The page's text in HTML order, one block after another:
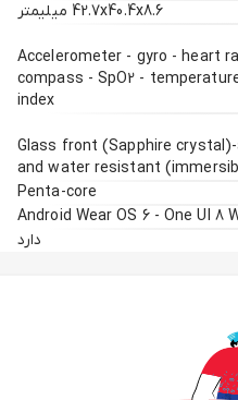
42.7x40.4x8.6 میلیمتر
Accelerometer - gyro - heart
compass - SpO2 -
index
Glass front (Sapphire
and water resistant
Penta-core
Android Wear OS 6 - One UI 8
دارد